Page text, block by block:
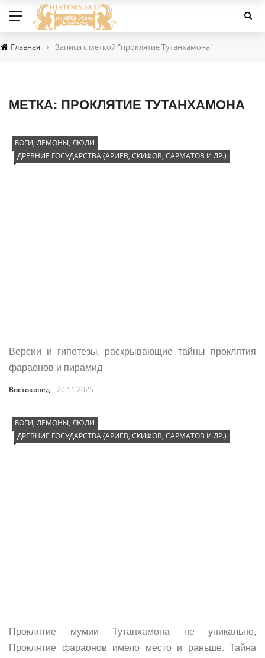
Главная › Записи с меткой "проклятие Тутанхамона"
МЕТКА: ПРОКЛЯТИЕ ТУТАНХАМОНА
БОГИ, ДЕМОНЫ, ЛЮДИ
ДРЕВНИЕ ГОСУДАРСТВА (АРИЕВ, СКИФОВ, САРМАТОВ И ДР.)
Версии и гипотезы, раскрывающие тайны проклятия
фараонов и пирамид
Востоковед 20.11.2025
БОГИ, ДЕМОНЫ, ЛЮДИ
ДРЕВНИЕ ГОСУДАРСТВА (АРИЕВ, СКИФОВ, САРМАТОВ И ДР.)
Проклятие мумии Тутанхамона не уникально,
Проклятие фараонов имело место и раньше. Тайна